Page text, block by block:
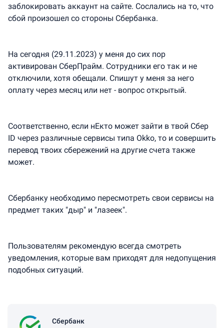
заблокировать аккаунт на сайте. Сослались на то, что
сбой произошел со стороны Сбербанка.
На сегодня (29.11.2023) у меня до сих пор
активирован СберПрайм. Сотрудники его так и не
отключили, хотя обещали. Спишут у меня за него
оплату через месяц или нет - вопрос открытый.
Соответственно, если нЕкто может зайти в твой Сбер
ID через различные сервисы типа Okko, то и совершить
перевод твоих сбережений на другие счета также
может.
Сбербанку необходимо пересмотреть свои сервисы на
предмет таких "дыр" и "лазеек".
Пользователям рекомендую всегда смотреть
уведомления, которые вам приходят для недопущения
подобных ситуаций.
Сбербанк